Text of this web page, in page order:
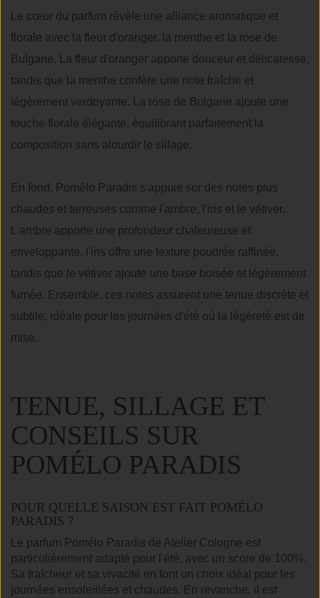
Le cœur du parfum révèle une alliance aromatique et
florale avec la fleur d'oranger, la menthe et la rose de
Bulgarie. La fleur d'oranger apporte douceur et délicatesse,
tandis que la menthe confère une note fraîche et
légèrement verdoyante. La rose de Bulgarie ajoute une
touche florale élégante, équilibrant parfaitement la
composition sans alourdir le sillage.
En fond, Pomélo Paradis s'appuie sur des notes plus
chaudes et terreuses comme l'ambre, l'iris et le vétiver.
L'ambre apporte une profondeur chaleureuse et
enveloppante, l'iris offre une texture poudrée raffinée,
tandis que le vétiver ajoute une base boisée et légèrement
fumée. Ensemble, ces notes assurent une tenue discrète et
subtile, idéale pour les journées d'été où la légèreté est de
mise.
TENUE, SILLAGE ET
CONSEILS SUR
POMÉLO PARADIS
POUR QUELLE SAISON EST FAIT POMÉLO
PARADIS ?
Le parfum Pomélo Paradis de Atelier Cologne est
particulièrement adapté pour l'été, avec un score de 100%.
Sa fraîcheur et sa vivacité en font un choix idéal pour les
journées ensoleillées et chaudes. En revanche, il est